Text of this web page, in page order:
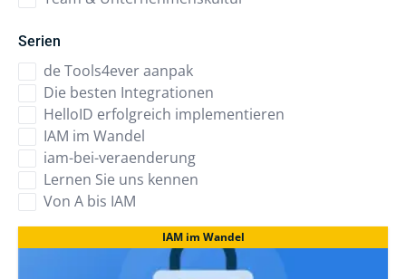
Serien
de Tools4ever aanpak
Die besten Integrationen
HelloID erfolgreich implementieren
IAM im Wandel
iam-bei-veraenderung
Lernen Sie uns kennen
Von A bis IAM
IAM im Wandel